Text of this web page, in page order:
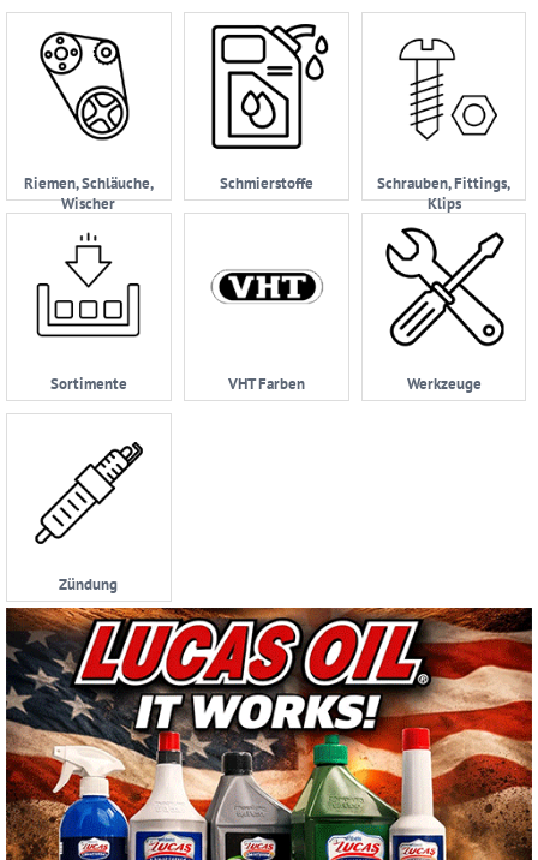
Riemen, Schläuche,
Wischer
Schmierstoffe
Schrauben, Fittings,
Klips
Sortimente VHT Farben Werkzeuge
Zündung